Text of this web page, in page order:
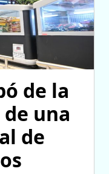
de la
una
de